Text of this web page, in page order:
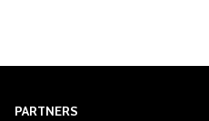
PARTNERS